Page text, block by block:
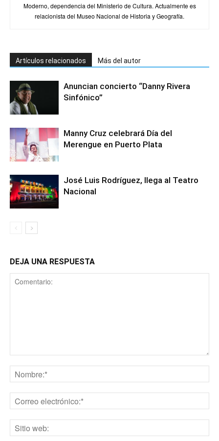
Moderno, dependencia del Ministerio de Cultura. Actualmente es
relacionista del Museo Nacional de Historia y Geografía.
Artículos relacionados Más del autor
Anuncian concierto “Danny Rivera
Sinfónico”
Manny Cruz celebrará Día del
Merengue en Puerto Plata
José Luis Rodríguez, llega al Teatro
Nacional
DEJA UNA RESPUESTA